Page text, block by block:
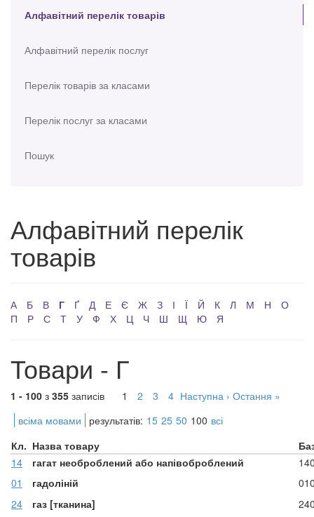
Алфавітний перелік товарів
Алфавітний перелік послуг
Перелік товарів за класами
Перелік послуг за класами
Пошук
Алфавітний перелік
товарів
А Б В Г Ґ Д Е Є Ж З І Ї Й К Л М Н
О
П
Р С Т У Ф Х Ц Ч Ш Щ Ю Я
Товари - Г
1 - 100 з 355 записів 1 2 3 4 Наступна › Остання »
всіма мовами
результатів: 15 25 50 100 всі
Кл. Назва товару
14
гагат необроблений або напівоброблений
01
гадоліній
24
газ [тканина]